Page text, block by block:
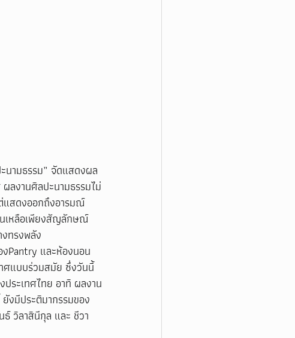
ามธรรม” จัดแสดงผล
ลงานศิลปะนามธรรมไม่
แสดงออกถึงอารมณ์
เหลือเพียงสัญลักษณ์
ทรงพลัง
Pantry และห้องนอน
ศแบบร่วมสมัย ซึ่งวันนี้
ระเทศไทย อาทิ ผลงาน
งมีประติมากรรมของ
วิลาสินีกุล และ ชีวา